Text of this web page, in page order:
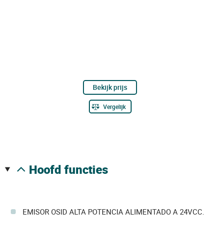
Bekijk prijs
Vergelijk
hoofd functies
EMISOR OSID ALTA POTENCIA ALIMENTADO A 24VCC.